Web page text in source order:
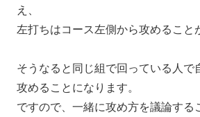
え、
左打ちはコース左側から攻めること
そうなると同じ組で回っている人で
攻めることになります。
ですので、一緒に攻め方を議論する